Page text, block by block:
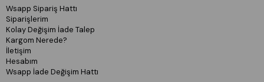
Wsapp Sipariş Hattı
Siparişlerim
Kolay Değişim İade Talep
Kargom Nerede?
İletişim
Hesabım
Wsapp İade Değişim Hattı